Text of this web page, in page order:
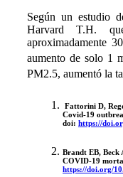
Según un estudio
Harvard T.H.
aproximadamente
aumento de solo 1
PM2.5, aumentó la
Fattorini D,
Covid-19
doi: https://
Brandt EB, Beck
COVID-19
https://doi.org/